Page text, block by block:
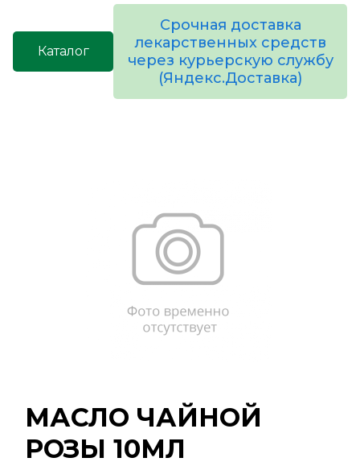
Каталог
Срочная доставка
лекарственных средств
через курьерскую службу
(Яндекс.Доставка)
МАСЛО ЧАЙНОЙ
РОЗЫ 10МЛ